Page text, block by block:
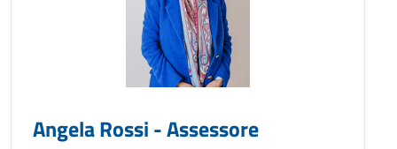
Angela Rossi - Assessore